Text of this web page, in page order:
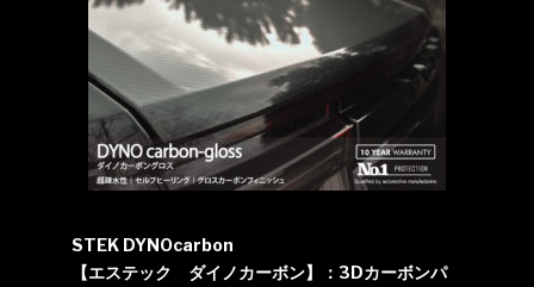
STEK DYNOcarbon
【エステック ダイノカーボン】：3Dカーボンパ